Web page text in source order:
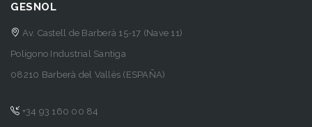
GESNOL
Av. Castell de Barberà 15-17 (Nave 11)
Polígono Industrial Santiga
08210 Barberà del Vallès (ESPAÑA)
+34 93 160 00 84